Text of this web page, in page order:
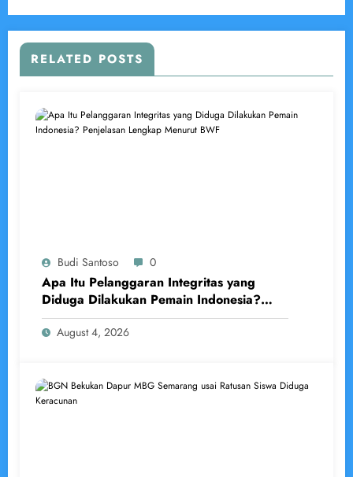
RELATED POSTS
Budi Santoso 0
Apa Itu Pelanggaran Integritas yang
Diduga Dilakukan Pemain Indonesia?
Penjelasan Lengkap Menurut BWF
August 4, 2026